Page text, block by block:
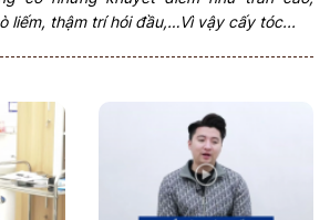
liếm, thậm trí hói đầu,…Vì vậy cấy tóc...